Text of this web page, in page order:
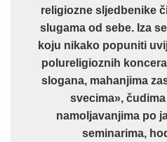
religiozne sljedbenike
slugama od sebe. Iza
koju nikako popuniti
polureligioznih
slogana, mahanjima
svecima»,
namoljavanjima po
seminarima,